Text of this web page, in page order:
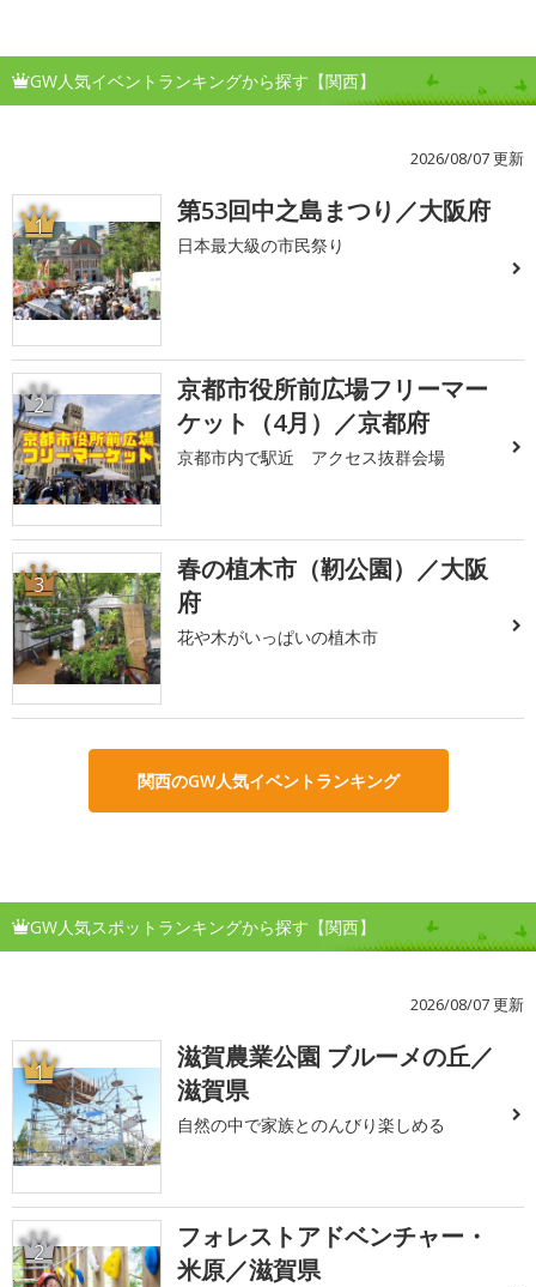
GW人気イベントランキングから探す【関西】
2026/08/07 更新
1 第53回中之島まつり／大阪府
日本最大級の市民祭り
2
京都市役所前広場フリーマー
ケット（4月）／京都府
京都市内で駅近 アクセス抜群会場
3
春の植木市（靭公園）／大阪
府
花や木がいっぱいの植木市
関西のGW人気イベントランキング
GW人気スポットランキングから探す【関西】
2026/08/07 更新
1
滋賀農業公園 ブルーメの丘／
滋賀県
自然の中で家族とのんびり楽しめる
2
フォレストアドベンチャー・
米原／滋賀県